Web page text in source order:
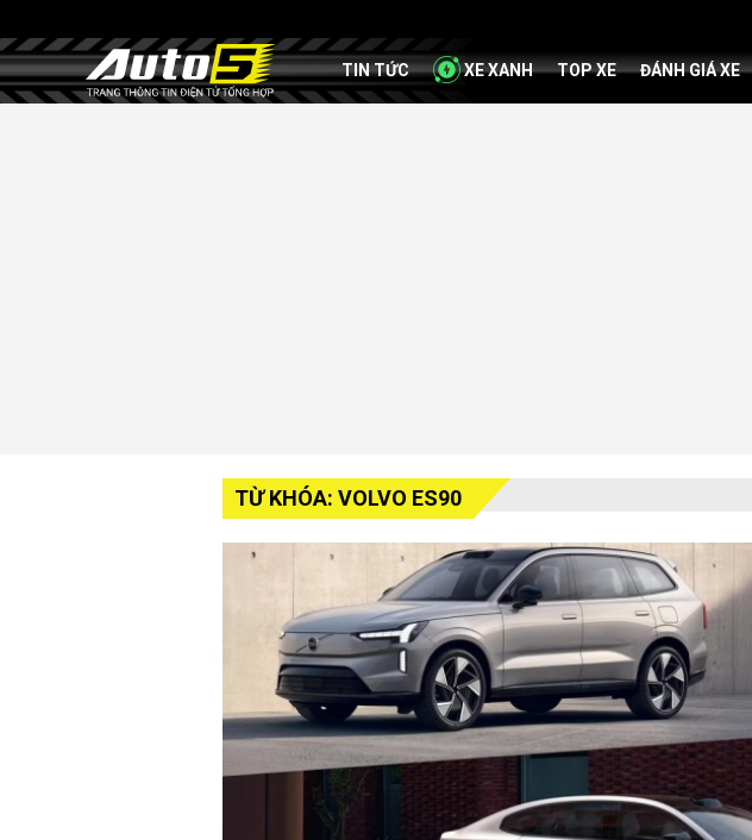
TIN TỨC XE XANH TOP XE ĐÁNH GIÁ XE
TỪ KHÓA: VOLVO ES90